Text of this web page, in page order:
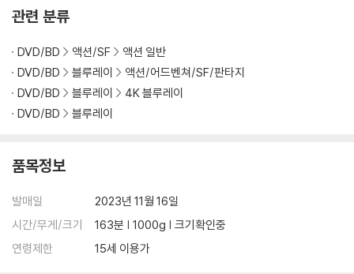
관련 분류
DVD/BD 액션/SF
액션 일반
DVD/BD
블루레이
액션/어드벤쳐/SF/판타지
DVD/BD
블루레이
4K 블루레이
DVD/BD
블루레이
품목정보
발매일
2023년 11월 16일
시간/무게/크기
163분 | 1000g | 크기확인중
연령제한
15세 이용가